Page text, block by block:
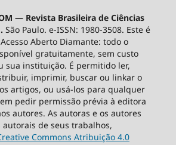
— Revista Brasileira de Ciências
São Paulo. e-ISSN: 1980-3508. Este é
Aberto Diamante: todo o
gratuitamente, sem custo
sua instituição. É permitido ler,
imprimir, buscar ou linkar o
artigos, ou usá-los para qualquer
pedir permissão prévia à editora
autores. As autoras e os autores
de seus trabalhos,
Commons Atribuição 4.0